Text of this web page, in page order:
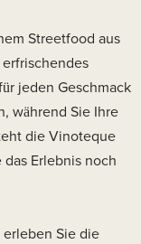
Streetfood aus
jeden Geschmack
während Sie Ihre
die Vinoteque
Erlebnis noch
Sie die